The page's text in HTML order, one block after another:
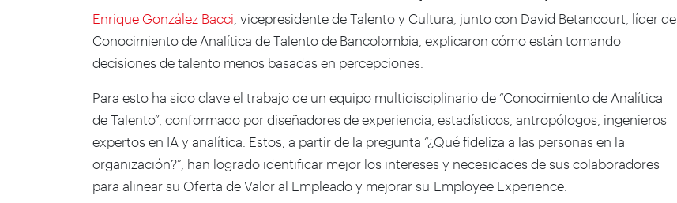
Enrique González Bacci , vicepresidente de Talento y Cultura, junto con David Betancourt, líder de
Conocimiento de Analítica de Talento de Bancolombia, explicaron cómo están tomando
decisiones de talento menos basadas en percepciones.
Para esto ha sido clave el trabajo de un equipo multidisciplinario de “Conocimiento de Analítica
de Talento”, conformado por diseñadores de experiencia, estadísticos, antropólogos, ingenieros
expertos en IA y analítica. Estos, a partir de la pregunta “¿Qué fideliza a las personas en la
organización?”, han logrado identificar mejor los intereses y necesidades de sus colaboradores
para alinear su Oferta de Valor al Empleado y mejorar su Employee Experience